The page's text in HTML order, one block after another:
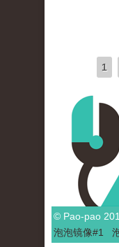
1
© Pao-pao
泡泡镜像#1